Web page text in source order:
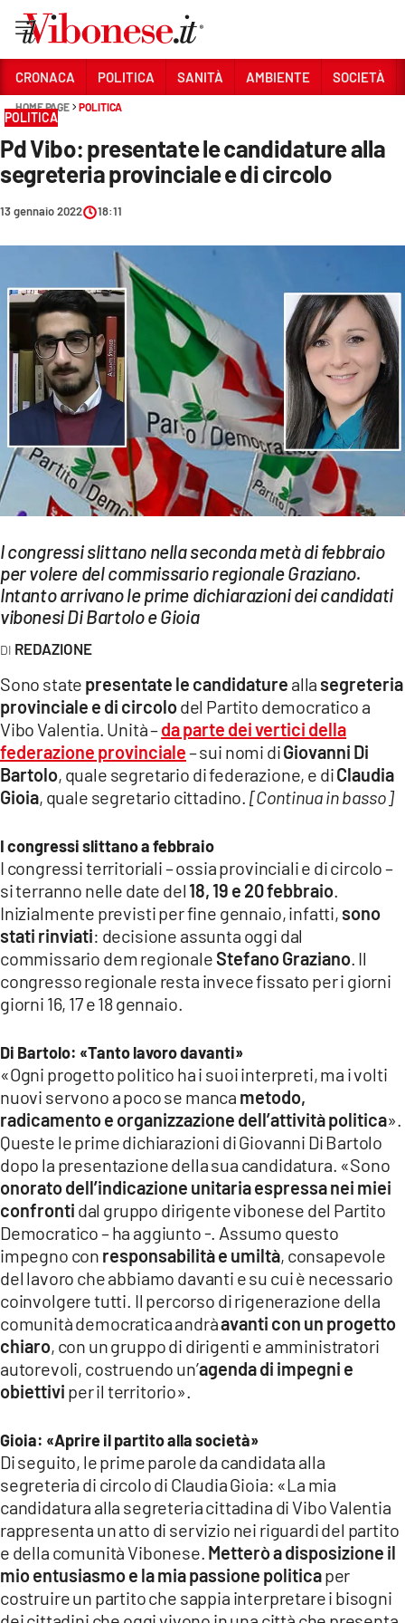
Sezioni
CRONACA
POLITICA
SANITÀ
SOCIETÀ
CULTURA
ECONOMIA E LAVORO
EVENTI
SPORT
Streaming
LAC NETWORK
LAC ONAIR
Network
LACPLAY.IT
LACTV.IT
LACONAIR.IT
ILREGGINO.IT
COSENZACHANNEL.IT
ILVIBONESE.IT
CATANZAROCHANNEL.IT
App
ANDROID
APPLE
CRONACA POLITICA SANITÀ AMBIENTE SOCIETÀ
HOME PAGE POLITICA
POLITICA
Pd Vibo: presentate le candidature alla
segreteria provinciale e di circolo
13 gennaio 2022 18:11
I congressi slittano nella seconda metà di febbraio
per volere del commissario regionale Graziano.
Intanto arrivano le prime dichiarazioni dei candidati
vibonesi Di Bartolo e Gioia
REDAZIONE
Sono state presentate le candidature alla segreteria
provinciale e di circolodel Partito democratico a
Vibo Valentia. Unità –da parte dei vertici della
federazione provinciale– sui nomi diGiovanni Di
Bartolo, quale segretario di federazione, e diClaudia
Gioia, quale segretario cittadino. [Continua in basso]
I congressi slittano a febbraio
I congressi territoriali – ossia provinciali e di circolo –
si terranno nelle date del 18, 19 e 20 febbraio
Inizialmente previsti per fine gennaio, infatti, sono
stati rinviati: decisione assunta oggi dal
commissario dem regionaleStefano Graziano. Il
congresso regionale resta invece fissato per i giorni
giorni 16, 17 e 18 gennaio.
Di Bartolo: «Tanto lavoro davanti»
«Ogni progetto politico ha i suoi interpreti, ma i volti
nuovi servono a poco se manca metodo,
radicamento e organizzazione dell’attività politica».
Queste le prime dichiarazioni di Giovanni Di Bartolo
dopo la presentazione della sua candidatura. «Sono
onorato dell’indicazione unitaria espressa nei miei
confronti dal gruppo dirigente vibonese del Partito
Democratico – ha aggiunto -. Assumo questo
impegno con responsabilità e umiltà, consapevole
del lavoro che abbiamo davanti e su cui è necessario
coinvolgere tutti. Il percorso di rigenerazione della
comunità democratica andràavanti con un progetto
chiaro, con un gruppo di dirigenti e amministratori
autorevoli, costruendo un’agenda di impegni e
obiettivi per il territorio».
Gioia: «Aprire il partito alla società»
Di seguito, le prime parole da candidata alla
segreteria di circolo di Claudia Gioia: «La mia
candidatura alla segreteria cittadina di Vibo Valentia
rappresenta un atto di servizio nei riguardi del partito
e della comunità Vibonese. Metterò a disposizione il
mio entusiasmo e la mia passione politicaper
costruire un partito che sappia interpretare i bisogni